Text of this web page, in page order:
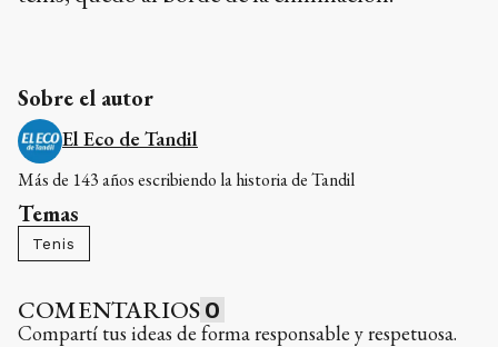
Sobre el autor
El Eco de Tandil
Más de 143 años escribiendo la historia de Tandil
Temas
Tenis
COMENTARIOS 0
Compartí tus ideas de forma responsable y respetuosa.